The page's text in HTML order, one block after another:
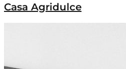
Casa Agridulce